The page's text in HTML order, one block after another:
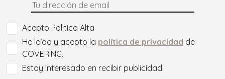
Acepto Politica Alta
He leído y acepto la política de privacidad de
COVERING.
Estoy interesado en recibir publicidad.